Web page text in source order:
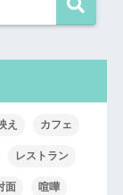
え カフェ
レストラン
面 喧嘩